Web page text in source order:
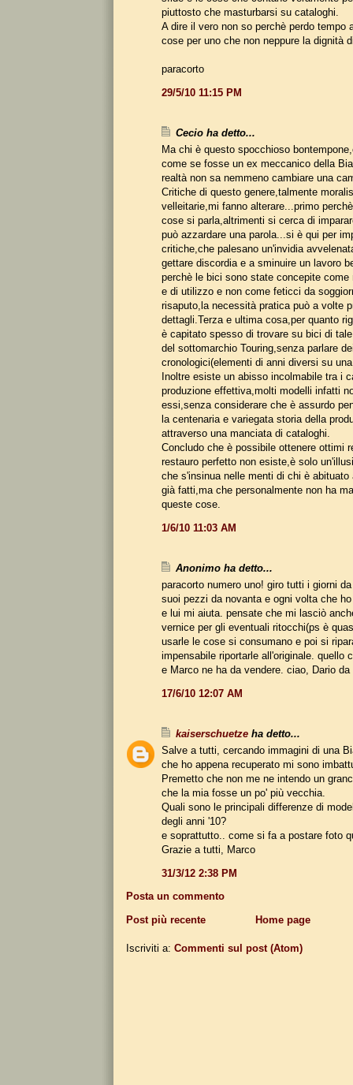
piuttosto che masturbarsi su cataloghi.
A dire il vero non so perchè perdo tempo
cose per uno che non neppure la dignità
paracorto
29/5/10 11:15 PM
Cecio ha detto...
Ma chi è questo spocchioso
come se fosse un ex meccanico della
realtà non sa nemmeno cambiare una
Critiche di questo genere,talmente
velleitarie,mi fanno alterare...primo
cose si parla,altrimenti si cerca di
può azzardare una parola...si è qui per
critiche,che palesano un'invidia
gettare discordia e a sminuire un lavoro
perchè le bici sono state concepite come
e di utilizzo e non come feticci da
risaputo,la necessità pratica può a volte
dettagli.Terza e ultima cosa,per quanto
è capitato spesso di trovare su bici di
del sottomarchio Touring,senza parlare
cronologici(elementi di anni diversi su
Inoltre esiste un abisso incolmabile tra i
produzione effettiva,molti modelli infatti
essi,senza considerare che è assurdo
la centenaria e variegata storia della
attraverso una manciata di cataloghi.
Concludo che è possibile ottenere ottimi
restauro perfetto non esiste,è solo
che s'insinua nelle menti di chi è abituato
già fatti,ma che personalmente non ha
queste cose.
1/6/10 11:03 AM
Anonimo ha detto...
paracorto numero uno! giro tutti i giorni
suoi pezzi da novanta e ogni volta che
e lui mi aiuta. pensate che mi lasciò
vernice per gli eventuali ritocchi(ps è
usarle le cose si consumano e poi si
impensabile riportarle all'originale. quello
e Marco ne ha da vendere. ciao, Dario da
17/6/10 12:07 AM
kaiserschuetze ha detto...
Salve a tutti, cercando immagini di una
che ho appena recuperato mi sono
Premetto che non me ne intendo un
che la mia fosse un po' più vecchia.
Quali sono le principali differenze di
degli anni '10?
e soprattutto.. come si fa a postare foto
Grazie a tutti, Marco
31/3/12 2:38 PM
Posta un commento
Post più recente
Home page
Iscriviti a: Commenti sul post (Atom)